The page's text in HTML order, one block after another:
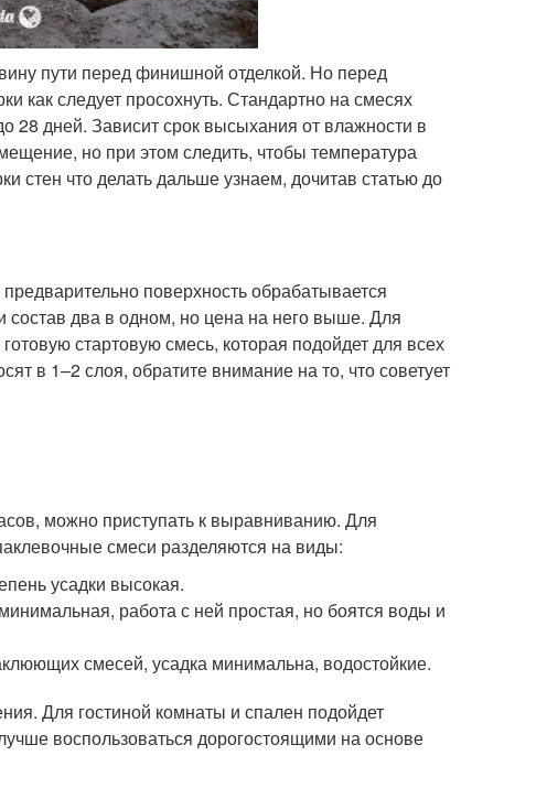
пути перед финишной отделкой. Но перед
как следует просохнуть. Стандартно на смесях
28 дней. Зависит срок высыхания от влажности в
но при этом следить, чтобы температура
стен что делать дальше узнаем, дочитав статью до
поверхность обрабатывается
состав два в одном, но цена на него выше. Для
стартовую смесь, которая подойдет для всех
в 1–2 слоя, обратите внимание на то, что советует
можно приступать к выравниванию. Для
смеси разделяются на виды:
усадки высокая.
работа с ней простая, но боятся воды и
смесей, усадка минимальна, водостойкие.
Для гостиной комнаты и спален подойдет
воспользоваться дорогостоящими на основе